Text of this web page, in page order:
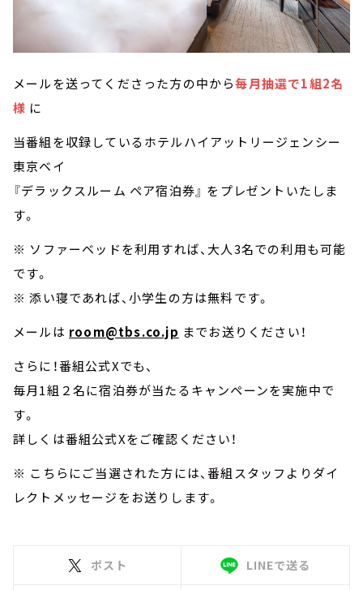
メールを送ってくださった方の中から毎月抽選で1組2名
様 に
当番組を収録しているホテルハイアットリージェンシー
東京ベイ
『デラックスルーム ペア宿泊券』 をプレゼントいたしま
す。
※ ソファーベッドを利用すれば、大人3名での利用も可能
です。
※ 添い寝であれば、小学生の方は無料です。
メールは room@tbs.co.jp までお送りください！
さらに！番組公式Xでも、
毎月1組２名に宿泊券が当たるキャンペーンを実施中で
す。
詳しくは番組公式Xをご確認ください！
※ こちらにご当選された方には、番組スタッフよりダイ
レクトメッセージをお送りします。
ポスト LINEで送る